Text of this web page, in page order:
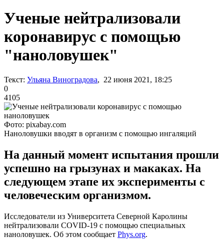
Ученые нейтрализовали
коронавирус с помощью
"наноловушек"
Текст: Ульяна Виноградова, 22 июня 2021, 18:25
0
4105
Фото: pixabay.com
Наноловушки вводят в организм с помощью ингаляций
На данный момент испытания прошли
успешно на грызунах и макаках. На
следующем этапе их эксперименты с
человеческим организмом.
Исследователи из Университета Северной Каролины
нейтрализовали COVID-19 с помощью специальных
наноловушек. Об этом сообщает Phys.org.